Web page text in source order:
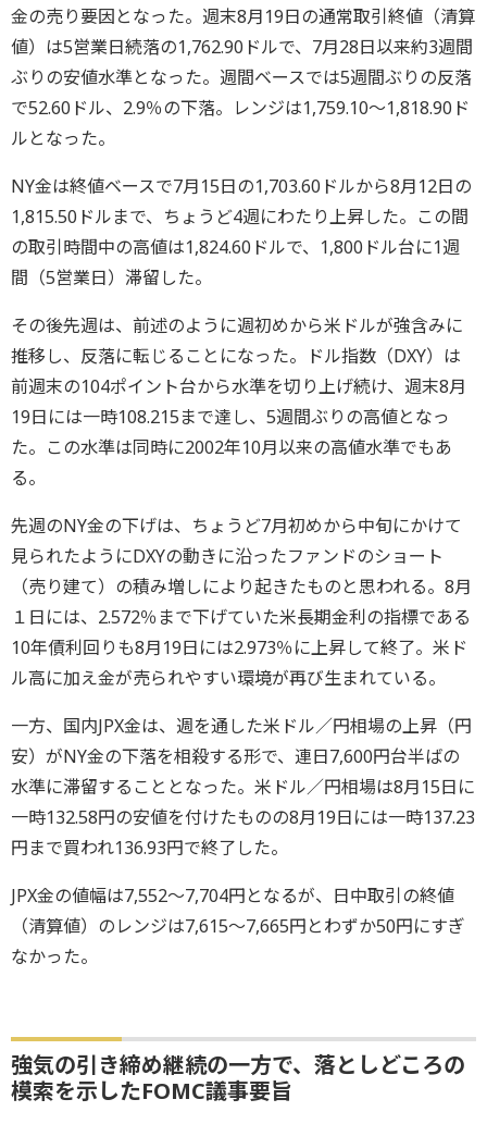
金の売り要因となった。週末8月19日の通常取引終値（清算
値）は5営業日続落の1,762.90ドルで、7月28日以来約3週間
ぶりの安値水準となった。週間ベースでは5週間ぶりの反落
で52.60ドル、2.9％の下落。レンジは1,759.10～1,818.90ド
ルとなった。
NY金は終値ベースで7月15日の1,703.60ドルから8月12日の
1,815.50ドルまで、ちょうど4週にわたり上昇した。この間
の取引時間中の高値は1,824.60ドルで、1,800ドル台に1週
間（5営業日）滞留した。
その後先週は、前述のように週初めから米ドルが強含みに
推移し、反落に転じることになった。ドル指数（DXY）は
前週末の104ポイント台から水準を切り上げ続け、週末8月
19日には一時108.215まで達し、5週間ぶりの高値となっ
た。この水準は同時に2002年10月以来の高値水準でもあ
る。
先週のNY金の下げは、ちょうど7月初めから中旬にかけて
見られたようにDXYの動きに沿ったファンドのショート
（売り建て）の積み増しにより起きたものと思われる。8月
１日には、2.572％まで下げていた米長期金利の指標である
10年債利回りも8月19日には2.973％に上昇して終了。米ド
ル高に加え金が売られやすい環境が再び生まれている。
一方、国内JPX金は、週を通した米ドル／円相場の上昇（円
安）がNY金の下落を相殺する形で、連日7,600円台半ばの
水準に滞留することとなった。米ドル／円相場は8月15日に
一時132.58円の安値を付けたものの8月19日には一時137.23
円まで買われ136.93円で終了した。
JPX金の値幅は7,552～7,704円となるが、日中取引の終値
（清算値）のレンジは7,615～7,665円とわずか50円にすぎ
なかった。
強気の引き締め継続の一方で、落としどころの
模索を示したFOMC議事要旨